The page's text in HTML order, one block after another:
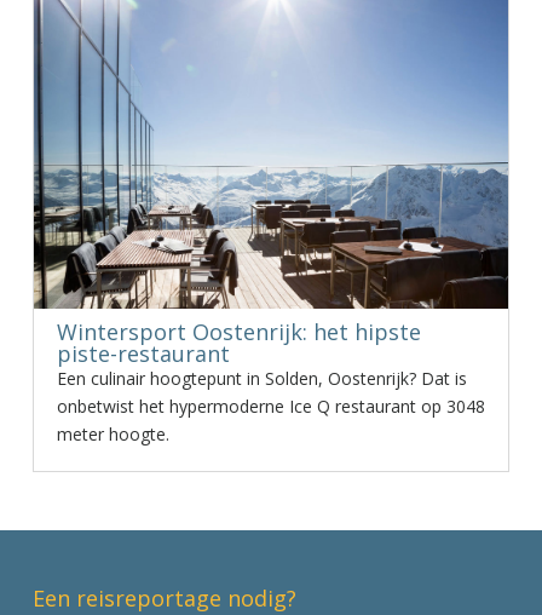
Wintersport Oostenrijk: het hipste
piste-restaurant
Een culinair hoogtepunt in Solden, Oostenrijk? Dat is
onbetwist het hypermoderne Ice Q restaurant op 3048
meter hoogte.
Een reisreportage nodig?